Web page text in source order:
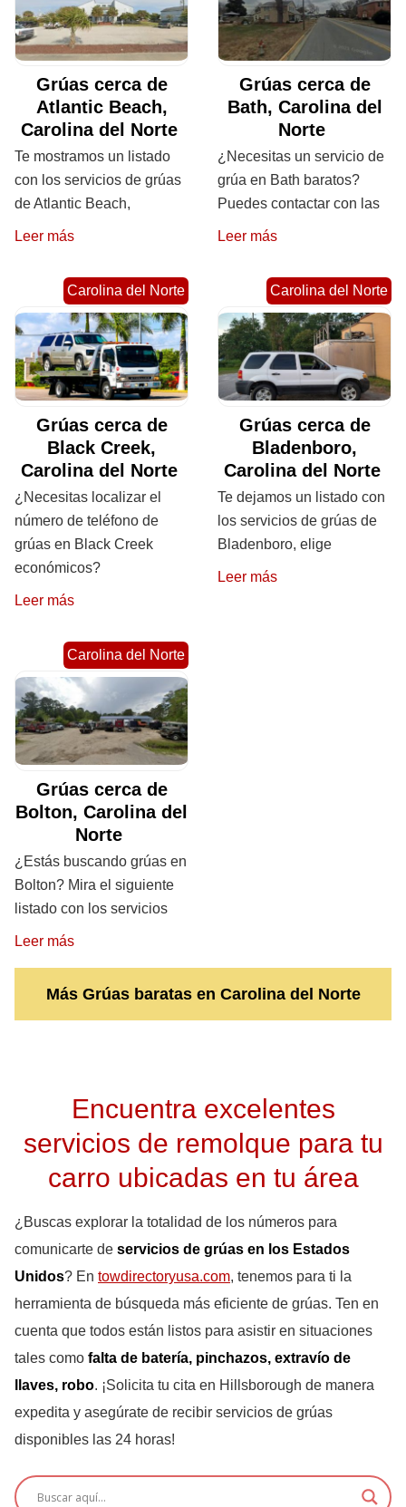
Grúas cerca de
Atlantic Beach,
Carolina del Norte
Te mostramos un listado
con los servicios de grúas
de Atlantic Beach,
Leer más
Grúas cerca de
Bath, Carolina del
Norte
¿Necesitas un servicio de
grúa en Bath baratos?
Puedes contactar con las
Leer más
Carolina del Norte
Grúas cerca de
Black Creek,
Carolina del Norte
¿Necesitas localizar el
número de teléfono de
grúas en Black Creek
económicos?
Leer más
Carolina del Norte
Grúas cerca de
Bladenboro,
Carolina del Norte
Te dejamos un listado con
los servicios de grúas de
Bladenboro, elige
Leer más
Carolina del Norte
Grúas cerca de
Bolton, Carolina del
Norte
¿Estás buscando grúas en
Bolton? Mira el siguiente
listado con los servicios
Leer más
Más Grúas baratas en Carolina del Norte
Encuentra excelentes
servicios de remolque para tu
carro ubicadas en tu área
¿Buscas explorar la totalidad de los números para
comunicarte de servicios de grúas en los Estados
Unidos? En towdirectoryusa.com, tenemos para ti la
herramienta de búsqueda más eficiente de grúas. Ten en
cuenta que todos están listos para asistir en situaciones
tales como falta de batería, pinchazos, extravío de
llaves, robo. ¡Solicita tu cita en Hillsborough de manera
expedita y asegúrate de recibir servicios de grúas
disponibles las 24 horas!